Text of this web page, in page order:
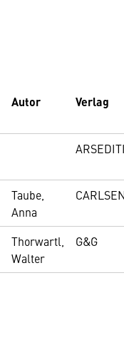
Autor Verlag
Taube,
Anna
Thorwartl,
Walter
G&G